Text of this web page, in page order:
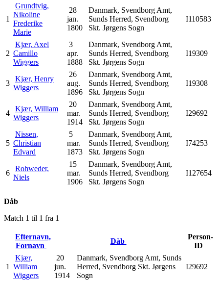
1
Grundtvig,
Nikoline
Frederike
Marie
28
jan.
1800
Danmark, Svendborg Amt,
Sunds Herred, Svendborg
Skt. Jørgens Sogn
I110583
2
Kjær, Axel
Camillo
Wiggers
3
apr.
1888
Danmark, Svendborg Amt,
Sunds Herred, Svendborg
Skt. Jørgens Sogn
I19309
3
Kjær, Henry
Wiggers
26
aug.
1896
Danmark, Svendborg Amt,
Sunds Herred, Svendborg
Skt. Jørgens Sogn
I19308
4
Kjær, William
Wiggers
20
mar.
1914
Danmark, Svendborg Amt,
Sunds Herred, Svendborg
Skt. Jørgens Sogn
I29692
5
Nissen,
Christian
Edvard
5
mar.
1873
Danmark, Svendborg Amt,
Sunds Herred, Svendborg
Skt. Jørgens Sogn
I74253
6
Rohweder,
Niels
15
mar.
1906
Danmark, Svendborg Amt,
Sunds Herred, Svendborg
Skt. Jørgens Sogn
I127654
Dåb
Match 1 til 1 fra 1
Efternavn,
Fornavn
Dåb
Person-
ID
1
Kjær,
William
Wiggers
20
jun.
1914
Danmark, Svendborg Amt, Sunds
Herred, Svendborg Skt. Jørgens
Sogn
I29692